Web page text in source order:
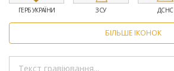
ГЕРБ УКРАЇНИ ЗСУ ДСНС
БІЛЬШЕ ІКОНОК